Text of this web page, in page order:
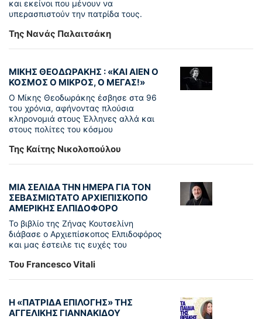
και εκείνοι που μένουν να
υπερασπιστούν την πατρίδα τους.
Της Νανάς Παλαιτσάκη
ΜΙΚΗΣ ΘΕΟΔΩΡΑΚΗΣ : «KAI ΑΙΕΝ Ο
ΚΟΣΜΟΣ Ο ΜΙΚΡΟΣ, Ο ΜΕΓΑΣ!»
Ο Μίκης Θεοδωράκης έσβησε στα 96
του χρόνια, αφήνοντας πλούσια
κληρονομιά στους Έλληνες αλλά και
στους πολίτες του κόσμου
Της Καίτης Νικολοπούλου
ΜΙΑ ΣΕΛΙΔΑ ΤΗΝ ΗΜΕΡΑ ΓΙΑ ΤΟΝ
ΣΕΒΑΣΜΙΩΤΑΤΟ ΑΡΧΙΕΠΙΣΚΟΠΟ
ΑΜΕΡΙΚΗΣ ΕΛΠΙΔΟΦΟΡΟ
Το βιβλίο της Ζήνας Κουτσελίνη
διάβασε ο Αρχιεπίσκοπος Ελπιδοφόρος
και μας έστειλε τις ευχές του
Του Francesco Vitali
Η «ΠΑΤΡΊΔΑ ΕΠΙΛΟΓΉΣ» ΤΗΣ
ΑΓΓΕΛΙΚΉΣ ΓΙΑΝΝΑΚΊΔΟΥ